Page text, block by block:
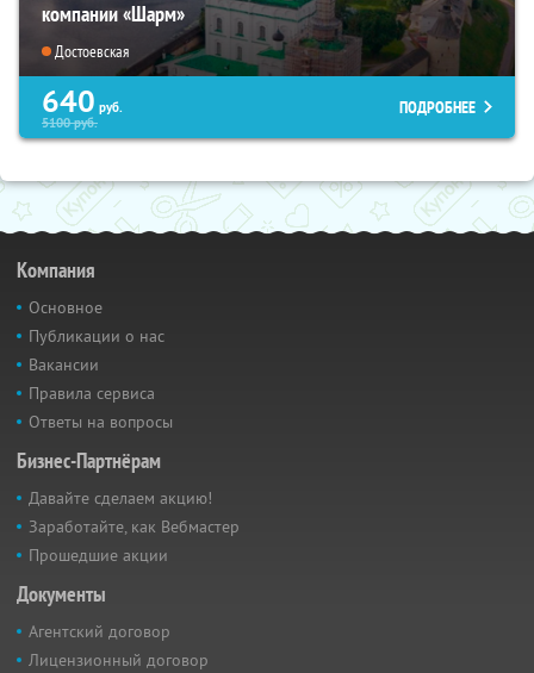
компании «Шарм»
Достоевская
640 руб.
5100руб.
ПОДРОБНЕЕ
Компания
Основное
Публикации о нас
Вакансии
Правила сервиса
Ответы на вопросы
Бизнес-Партнёрам
Давайте сделаем акцию!
Заработайте, как Вебмастер
Прошедшие акции
Документы
Агентский договор
Лицензионный договор